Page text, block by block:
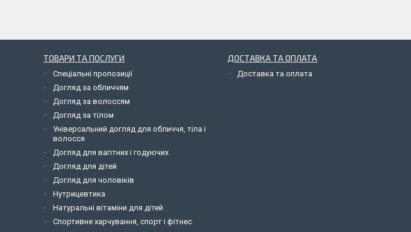
ТОВАРИ ТА ПОСЛУГИ
Спеціальні пропозиції
Догляд за обличчям
Догляд за волоссям
Догляд за тілом
Універсальний догляд для обличчя, тіла і
волосся
Догляд для вагітних і годуючих
Догляд для дітей
Догляд для чоловіків
Нутрицевтика
Натуральні вітаміни для дітей
Спортивне харчування, спорт і фітнес
ДОСТАВКА ТА ОПЛАТА
Доставка та оплата